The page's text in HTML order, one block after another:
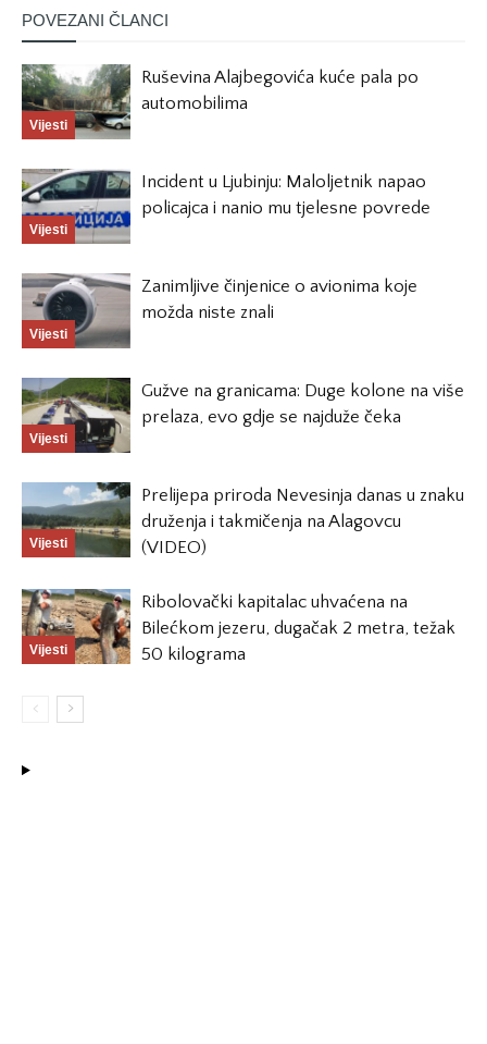
POVEZANI ČLANCI
Vijesti
Ruševina Alajbegovića kuće pala po
automobilima
Vijesti
Incident u Ljubinju: Maloljetnik napao
policajca i nanio mu tjelesne povrede
Vijesti
Zanimljive činjenice o avionima koje
možda niste znali
Vijesti
Gužve na granicama: Duge kolone na više
prelaza, evo gdje se najduže čeka
Vijesti
Prelijepa priroda Nevesinja danas u znaku
druženja i takmičenja na Alagovcu
(VIDEO)
Vijesti
Ribolovački kapitalac uhvaćena na
Bilećkom jezeru, dugačak 2 metra, težak
50 kilograma